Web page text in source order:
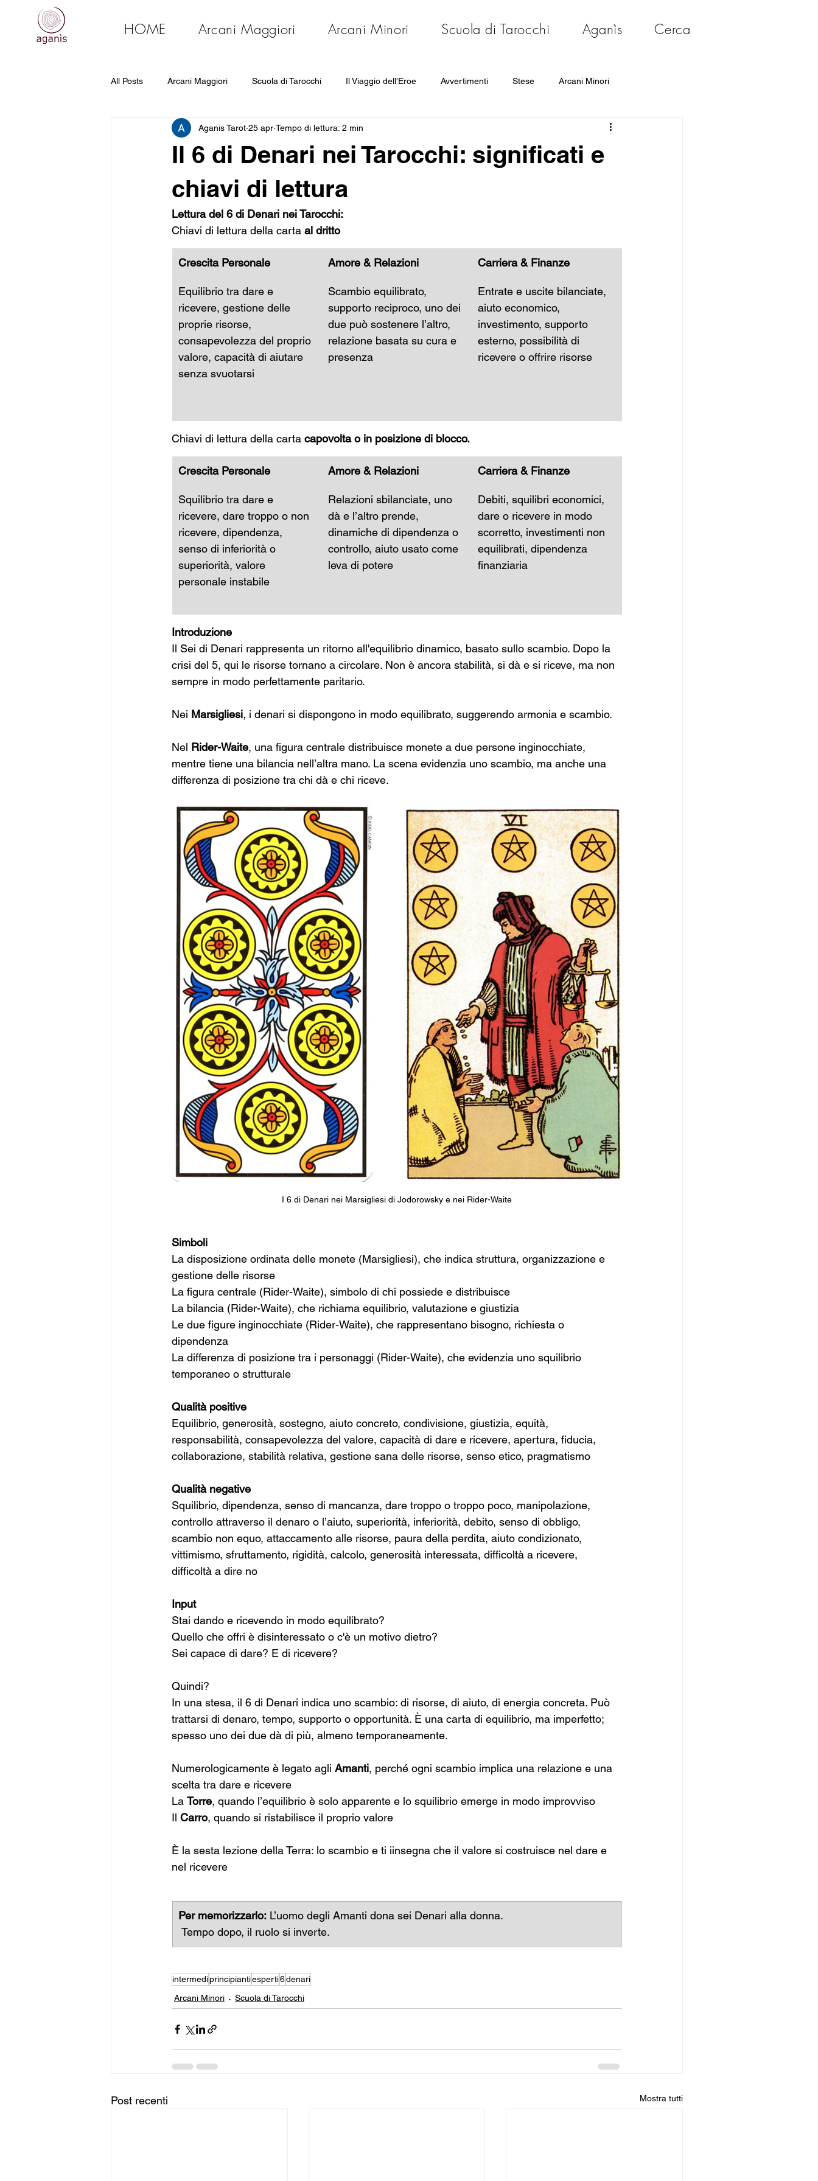
HOME Arcani Maggiori Arcani Minori Scuola di Tarocchi Aganìs Cerca
All Posts Arcani Maggiori Scuola di Tarocchi Il Viaggio dell'Eroe Avvertimenti Stese Arcani Minori
Primi passi Mappa Tarologica e Costellazioni
Il 6 di Denari nei Tarocchi: significati e
chiavi di lettura
Aganis Tarot 25 apr Tempo di lettura: 2 min
Lettura del 6 di Denari nei Tarocchi:
Chiavi di lettura della carta al dritto
Crescita Personale Amore & Relazioni Carriera & Finanze
Equilibrio tra dare e
ricevere, gestione delle
proprie risorse,
consapevolezza del proprio
valore, capacità di aiutare
senza svuotarsi
Scambio equilibrato,
supporto reciproco, uno dei
due può sostenere l’altro,
relazione basata su cura e
presenza
Entrate e uscite bilanciate,
aiuto economico,
investimento, supporto
esterno, possibilità di
ricevere o offrire risorse
Chiavi di lettura della carta capovolta o in posizione di blocco.
Crescita Personale Amore & Relazioni Carriera & Finanze
Squilibrio tra dare e
ricevere, dare troppo o non
ricevere, dipendenza,
senso di inferiorità o
superiorità, valore
personale instabile
Relazioni sbilanciate, uno
dà e l’altro prende,
dinamiche di dipendenza o
controllo, aiuto usato come
leva di potere
Debiti, squilibri economici,
dare o ricevere in modo
scorretto, investimenti non
equilibrati, dipendenza
finanziaria
Introduzione
Il Sei di Denari rappresenta un ritorno all'equilibrio dinamico, basato sullo scambio. Dopo la
crisi del 5, qui le risorse tornano a circolare. Non è ancora stabilità, si dà e si riceve, ma non
sempre in modo perfettamente paritario.
Nei Marsigliesi, i denari si dispongono in modo equilibrato, suggerendo armonia e scambio.
Nel Rider-Waite, una figura centrale distribuisce monete a due persone inginocchiate,
mentre tiene una bilancia nell’altra mano. La scena evidenzia uno scambio, ma anche una
differenza di posizione tra chi dà e chi riceve.
I 6 di Denari nei Marsigliesi di Jodorowsky e nei Rider-Waite
Simboli
La disposizione ordinata delle monete (Marsigliesi), che indica struttura, organizzazione e
gestione delle risorse
La figura centrale (Rider-Waite), simbolo di chi possiede e distribuisce
La bilancia (Rider-Waite), che richiama equilibrio, valutazione e giustizia
Le due figure inginocchiate (Rider-Waite), che rappresentano bisogno, richiesta o
dipendenza
La differenza di posizione tra i personaggi (Rider-Waite), che evidenzia uno squilibrio
temporaneo o strutturale
Qualità positive
Equilibrio, generosità, sostegno, aiuto concreto, condivisione, giustizia, equità,
responsabilità, consapevolezza del valore, capacità di dare e ricevere, apertura, fiducia,
collaborazione, stabilità relativa, gestione sana delle risorse, senso etico, pragmatismo
Qualità negative
Squilibrio, dipendenza, senso di mancanza, dare troppo o troppo poco, manipolazione,
controllo attraverso il denaro o l’aiuto, superiorità, inferiorità, debito, senso di obbligo,
scambio non equo, attaccamento alle risorse, paura della perdita, aiuto condizionato,
vittimismo, sfruttamento, rigidità, calcolo, generosità interessata, difficoltà a ricevere,
difficoltà a dire no
Input
Stai dando e ricevendo in modo equilibrato?
Quello che offri è disinteressato o c'è un motivo dietro?
Sei capace di dare? E di ricevere?
Quindi?
In una stesa, il 6 di Denari indica uno scambio: di risorse, di aiuto, di energia concreta. Può
trattarsi di denaro, tempo, supporto o opportunità. È una carta di equilibrio, ma imperfetto;
spesso uno dei due dà di più, almeno temporaneamente.
Numerologicamente è legato agli Amanti, perché ogni scambio implica una relazione e una
scelta tra dare e ricevere
La Torre, quando l’equilibrio è solo apparente e lo squilibrio emerge in modo improvviso
Il Carro, quando si ristabilisce il proprio valore
È la sesta lezione della Terra: lo scambio e ti iinsegna che il valore si costruisce nel dare e
nel ricevere
Per memorizzarlo: L’uomo degli Amanti dona sei Denari alla donna.
Tempo dopo, il ruolo si inverte.
intermediprincipiantiesperti6denari
Arcani Minori
Scuola di Tarocchi
Post recenti Mostra tutti